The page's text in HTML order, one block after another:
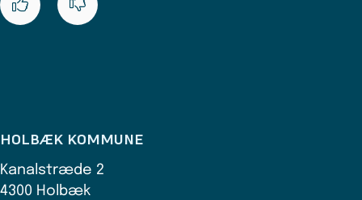
HOLBÆK KOMMUNE
Kanalstræde 2
4300 Holbæk